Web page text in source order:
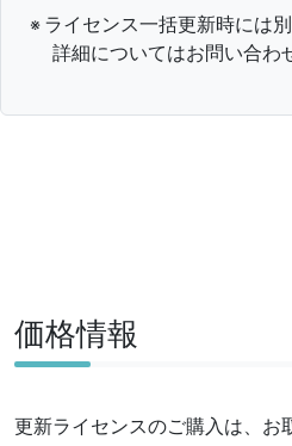
ライセンス一括更新時には
詳細についてはお問い合わ
価格情報
更新ライセンスのご購入は、お